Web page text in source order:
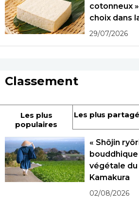
cotonneux
choix dans
29/07/2026
Classement
Les plus
populaires
Les plus
« Shôjin
bouddhique
végétale
Kamakura
02/08/2026